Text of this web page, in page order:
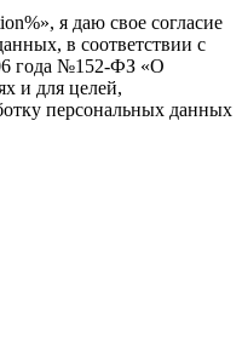
я даю свое согласие
в соответствии с
года №152-ФЗ «О
и для целей,
персональных данных